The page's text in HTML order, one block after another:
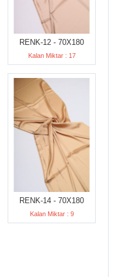
RENK-12 - 70X180
Kalan Miktar : 17
RENK-14 - 70X180
Kalan Miktar : 9